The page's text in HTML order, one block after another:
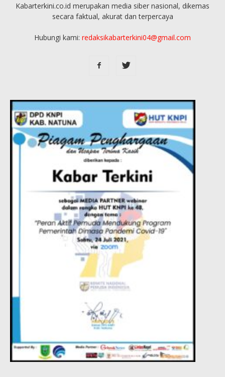
Kabarterkini.co.id merupakan media siber nasional, dikemas
secara faktual, akurat dan terpercaya
Hubungi kami: redaksikabarterkini04@gmail.com